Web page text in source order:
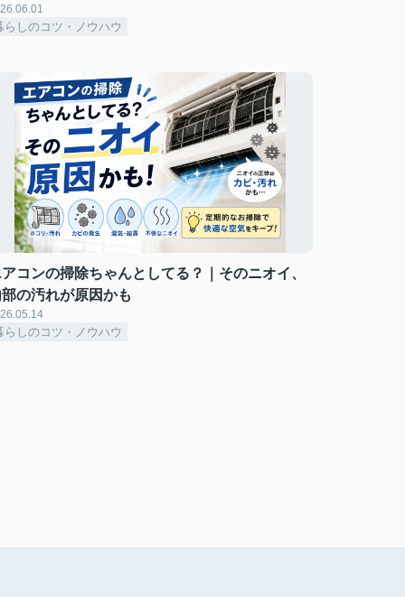
らしのコツ・ノウハウ
コンの掃除ちゃんとしてる？｜そのニオイ、
の汚れが原因かも
らしのコツ・ノウハウ